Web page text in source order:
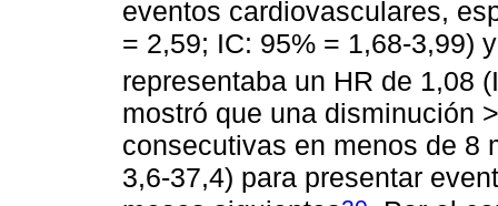
eventos cardiovasculares,
= 2,59; IC: 95% = 1,68-3,99)
representaba un HR de 1,08
mostró que una disminución
consecutivas en menos de 8
3,6-37,4) para presentar